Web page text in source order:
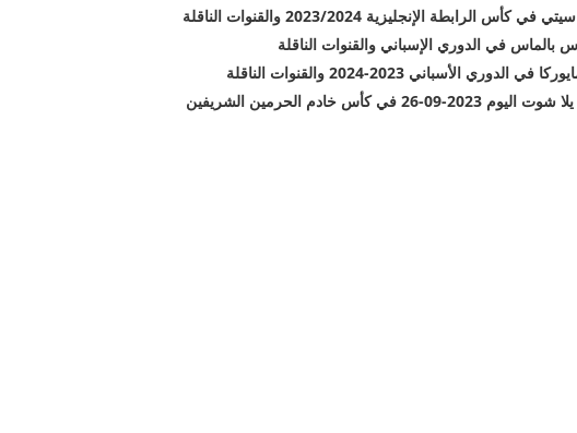
الإنجليزية 2023/2024 والقنوات الناقلة
بالماس في الدوري الإسباني والقنوات الناقلة
الأسباني 2023-2024 والقنوات الناقلة
خادم الحرمين الشريفين